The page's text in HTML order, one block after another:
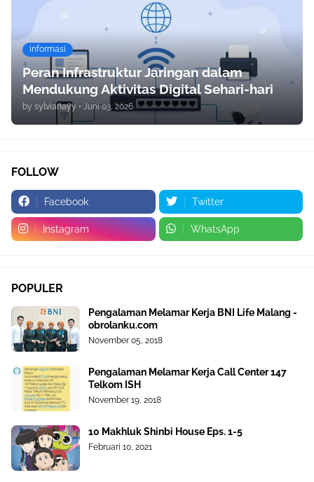
informasi
Peran Infrastruktur Jaringan dalam
Mendukung Aktivitas Digital Sehari-hari
by sylvianayy • Juni 03, 2026
FOLLOW
Facebook Twitter
Instagram WhatsApp
POPULER
Pengalaman Melamar Kerja BNI Life Malang -
obrolanku.com
November 05, 2018
Pengalaman Melamar Kerja Call Center 147
Telkom ISH
November 19, 2018
10 Makhluk Shinbi House Eps. 1-5
Februari 10, 2021